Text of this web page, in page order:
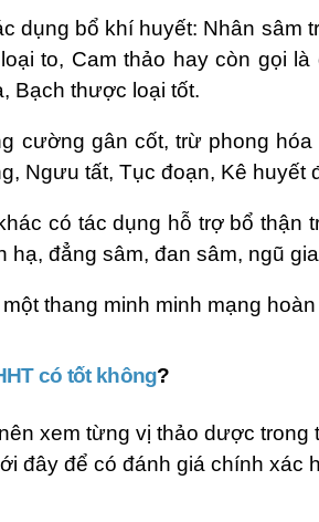
dụng bổ khí huyết: Nhân sâm
to, Cam thảo hay còn gọi là
Bạch thược loại tốt.
cường gân cốt, trừ phong hóa
Ngưu tất, Tục đoạn, Kê huyết
có tác dụng hỗ trợ bổ thận
đẳng sâm, đan sâm, ngũ
thang minh minh mạng
có tốt không?
xem từng vị thảo dược trong
đây để có đánh giá chính xác